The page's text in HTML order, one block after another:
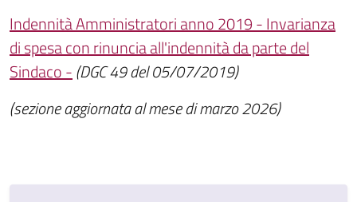
Indennità Amministratori anno 2019 - Invarianza
di spesa con rinuncia all'indennità da parte del
Sindaco -(DGC 49 del 05/07/2019)
(sezione aggiornata al mese di marzo 2026)